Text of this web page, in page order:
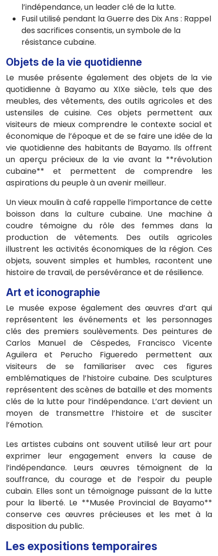
l’indépendance, un leader clé de la lutte.
Fusil utilisé pendant la Guerre des Dix Ans : Rappel
des sacrifices consentis, un symbole de la
résistance cubaine.
Objets de la vie quotidienne
Le musée présente également des objets de la vie
quotidienne à Bayamo au XIXe siècle, tels que des
meubles, des vêtements, des outils agricoles et des
ustensiles de cuisine. Ces objets permettent aux
visiteurs de mieux comprendre le contexte social et
économique de l’époque et de se faire une idée de la
vie quotidienne des habitants de Bayamo. Ils offrent
un aperçu précieux de la vie avant la **révolution
cubaine** et permettent de comprendre les
aspirations du peuple à un avenir meilleur.
Un vieux moulin à café rappelle l’importance de cette
boisson dans la culture cubaine. Une machine à
coudre témoigne du rôle des femmes dans la
production de vêtements. Des outils agricoles
illustrent les activités économiques de la région. Ces
objets, souvent simples et humbles, racontent une
histoire de travail, de persévérance et de résilience.
Art et iconographie
Le musée expose également des œuvres d’art qui
représentent les événements et les personnages
clés des premiers soulèvements. Des peintures de
Carlos Manuel de Céspedes, Francisco Vicente
Aguilera et Perucho Figueredo permettent aux
visiteurs de se familiariser avec ces figures
emblématiques de l’histoire cubaine. Des sculptures
représentent des scènes de bataille et des moments
clés de la lutte pour l’indépendance. L’art devient un
moyen de transmettre l’histoire et de susciter
l’émotion.
Les artistes cubains ont souvent utilisé leur art pour
exprimer leur engagement envers la cause de
l’indépendance. Leurs œuvres témoignent de la
souffrance, du courage et de l’espoir du peuple
cubain. Elles sont un témoignage puissant de la lutte
pour la liberté. Le **Musée Provincial de Bayamo**
conserve ces œuvres précieuses et les met à la
disposition du public.
Les expositions temporaires